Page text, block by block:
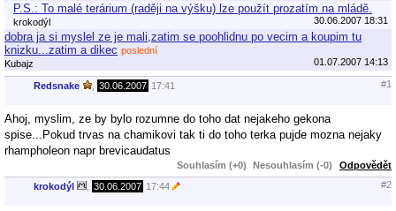
P.S.: To malé terárium (raději na výšku) lze použít prozatím na mládě.
krokodýl 30.06.2007 18:31
dobra ja si myslel ze je mali,zatim se poohlidnu po vecim a koupim tu
knizku...zatim a dikec poslední
Kubajz
01.07.2007 14:13
Redsnake 30.06.2007 17:41 #1
Ahoj, myslim, ze by bylo rozumne do toho dat nejakeho gekona
spise...Pokud trvas na chamikovi tak ti do toho terka pujde mozna nejaky
rhampholeon napr brevicaudatus
Souhlasím (+0) Nesouhlasím (-0) Odpovědět
krokodýl 30.06.2007 17:44 #2